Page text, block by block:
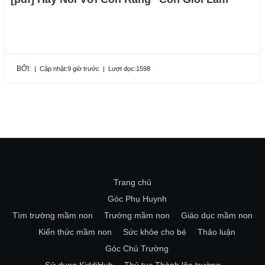
BỞI: | Cập nhật:9 giờ trước | Lượt đọc:1598
Trang chủ
Góc Phụ Huynh
Tìm trường mầm non
Trường mầm non
Giáo dục mầm non
Kiến thức mầm non
Sức khỏe cho bé
Thảo luận
Góc Chủ Trường